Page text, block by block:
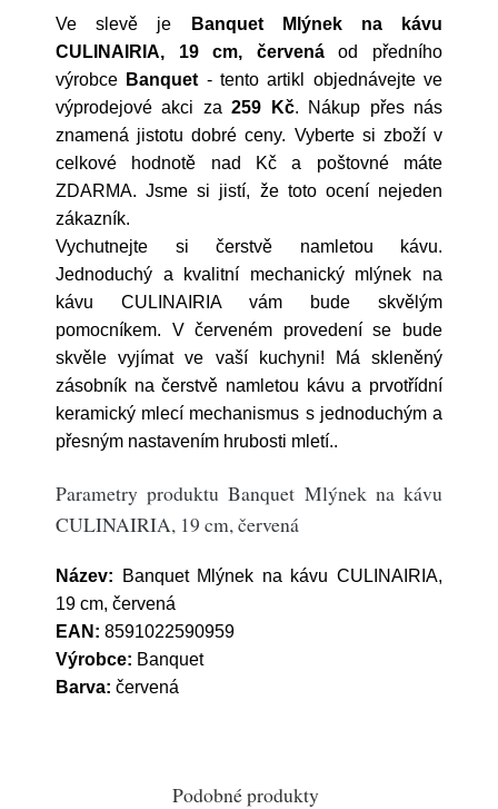
Ve slevě je
Banquet Mlýnek na kávu
CULINAIRIA, 19 cm, červenáod předního
výrobce Banquet - tento artikl objednávejte ve
výprodejové akci za259 Kč. Nákup přes nás
znamená jistotu dobré ceny. Vyberte si zboží v
celkové hodnotě nad Kč a poštovné máte
ZDARMA. Jsme si jistí, že toto ocení nejeden
zákazník.
Vychutnejte si čerstvě namletou kávu.
Jednoduchý a kvalitní mechanický mlýnek na
kávu CULINAIRIA vám bude skvělým
pomocníkem. V červeném provedení se bude
skvěle vyjímat ve vaší kuchyni! Má skleněný
zásobník na čerstvě namletou kávu a prvotřídní
keramický mlecí mechanismus s jednoduchým a
přesným nastavením hrubosti mletí..
Parametry produktu Banquet Mlýnek na kávu
CULINAIRIA, 19 cm, červená
Název: Banquet Mlýnek na kávu CULINAIRIA,
19 cm, červená
EAN: 8591022590959
Výrobce: Banquet
Barva: červená
Podobné produkty